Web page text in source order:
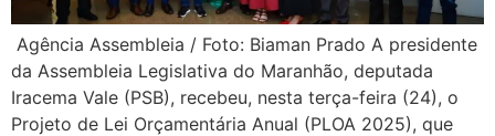
Agência Assembleia / Foto: Biaman Prado A presidente
da Assembleia Legislativa do Maranhão, deputada
Iracema Vale (PSB), recebeu, nesta terça-feira (24), o
Projeto de Lei Orçamentária Anual (PLOA 2025), que